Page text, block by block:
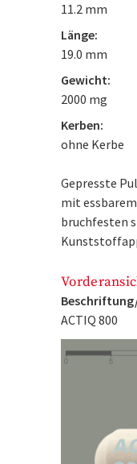
11.2 mm
Länge:
19.0 mm
Gewicht:
2000 mg
Kerben:
ohne Kerbe
Gepresste
mit
bruchfesten
ACTIQ 800